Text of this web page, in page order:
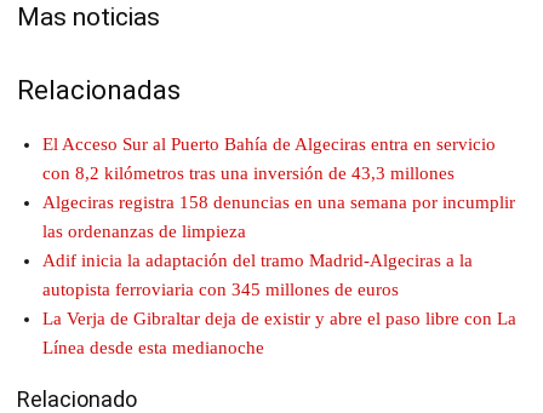
Mas noticias
Relacionadas
El Acceso Sur al Puerto Bahía de Algeciras entra en servicio
con 8,2 kilómetros tras una inversión de 43,3 millones
Algeciras registra 158 denuncias en una semana por incumplir
las ordenanzas de limpieza
Adif inicia la adaptación del tramo Madrid-Algeciras a la
autopista ferroviaria con 345 millones de euros
La Verja de Gibraltar deja de existir y abre el paso libre con La
Línea desde esta medianoche
Relacionado